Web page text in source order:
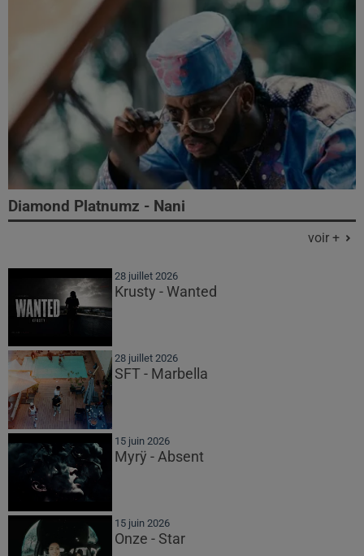
Diamond Platnumz - Nani
voir +
28 juillet 2026
Krusty - Wanted
28 juillet 2026
SFT - Marbella
15 juin 2026
Myrÿ - Absent
15 juin 2026
Onze - Star